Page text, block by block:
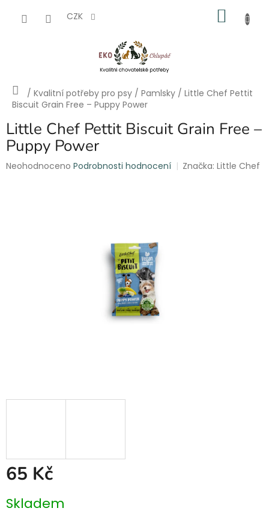
CZK
Domů
/ Kvalitní potřeby pro psy / Pamlsky / Little Chef Pettit
Biscuit Grain Free – Puppy Power
Little Chef Pettit Biscuit Grain Free –
Puppy Power
Průměrné
Neohodnoceno Podrobnosti hodnocení Značka:Little Chef
65 Kč
cena:
Skladem